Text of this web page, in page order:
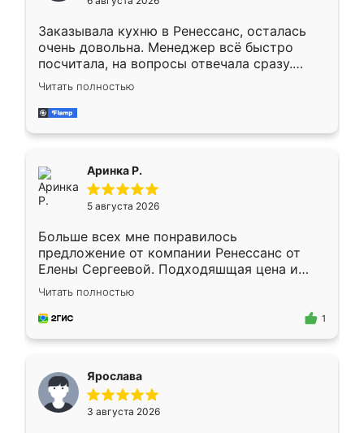
мебели буду заказывать только здесь.
Заказывала кухню в Ренессанс, осталась
очень довольна. Менеджер всё быстро
посчитала, на вопросы отвечала сразу.
Замерщик приехал в субботу, подошёл к
делу со всей ответственностью. Собрали
за день, ребята работали аккуратно, даже
Читать полностью
Аринка Р.
5 августа 2026
Больше всех мне понравилось
предложение от компании Ренессанс от
Елены Сергеевой. Подходяшщая цена и
короткие сроки изготовления. Приехавший
для замера сотрудник Владислав
предложил по моему эскизу самый
Читать полностью
1
Ярослава
3 августа 2026